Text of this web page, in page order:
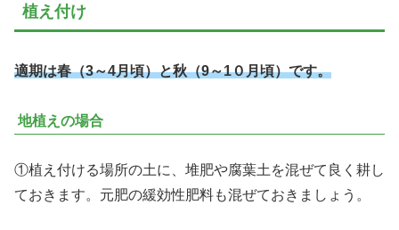
植え付け
適期は春（3～4月頃）と秋（9～1０月頃）です。
地植えの場合
①植え付ける場所の土に、堆肥や腐葉土を混ぜて良く耕し
ておきます。元肥の緩効性肥料も混ぜておきましょう。